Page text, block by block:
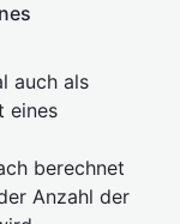
auch als
eines
berechnet
Anzahl der